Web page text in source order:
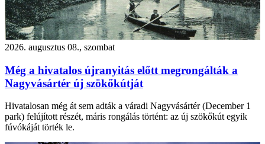
2026. augusztus 08., szombat
Még a hivatalos újranyitás előtt megrongálták a
Nagyvásártér új szökőkútját
Hivatalosan még át sem adták a váradi Nagyvásártér (December 1
park) felújított részét, máris rongálás történt: az új szökőkút egyik
fúvókáját törték le.